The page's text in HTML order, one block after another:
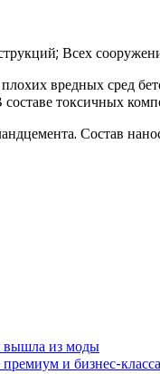
Всех
вредных сред
составе токсичных
Состав
вышла из моды
и бизнес-